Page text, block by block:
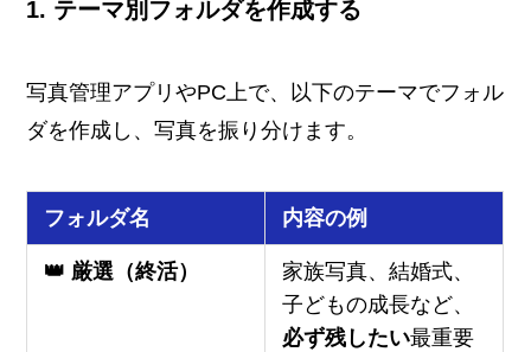
1. テーマ別フォルダを作成する
写真管理アプリやPC上で、以下のテーマでフォル
ダを作成し、写真を振り分けます。
フォルダ名 内容の例
👑 厳選（終活）
家族写真、結婚式、
子どもの成長など、
必ず残したい最重要